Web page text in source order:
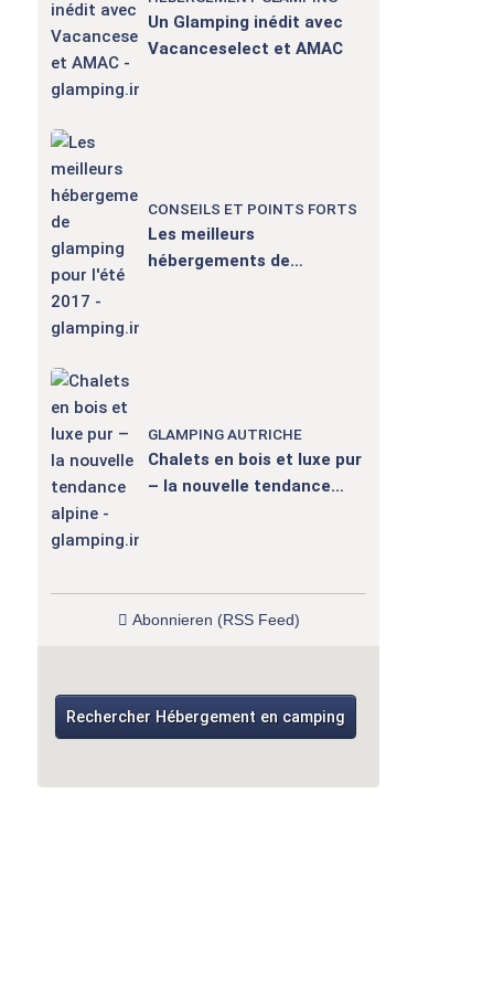
Un Glamping inédit avec
Vacanceselect et AMAC
CONSEILS ET POINTS FORTS
Les meilleurs
hébergements de
GLAMPING AUTRICHE
Chalets en bois et luxe pur
– la nouvelle tendance
Abonnieren (RSS Feed)
Rechercher Hébergement en camping